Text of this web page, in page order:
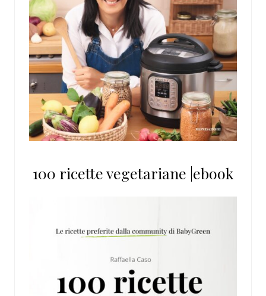
100 ricette vegetariane |ebook